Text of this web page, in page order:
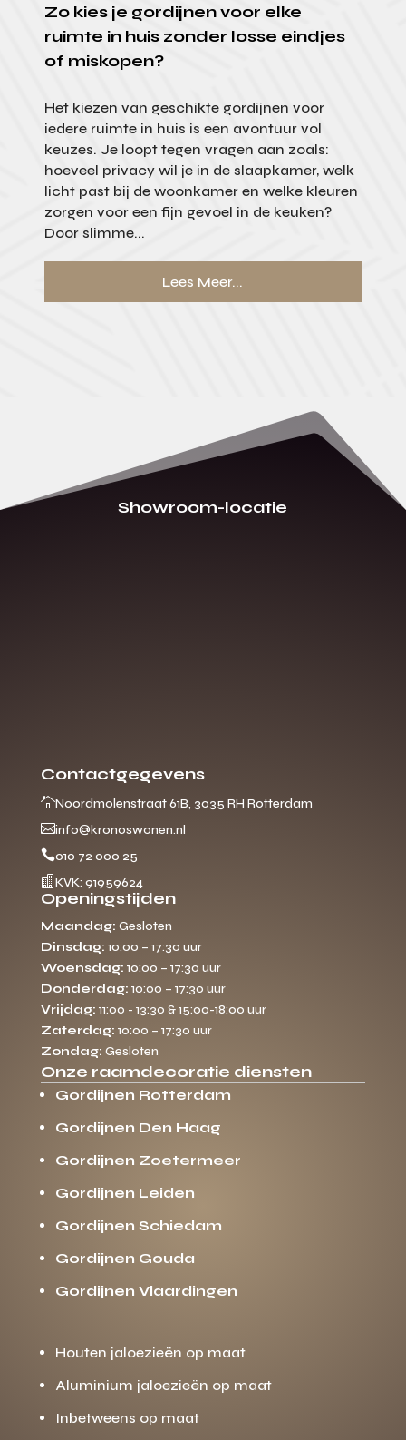
Zo kies je gordijnen voor elke
ruimte in huis zonder losse eindjes
of miskopen?
Het kiezen van geschikte gordijnen voor
iedere ruimte in huis is een avontuur vol
keuzes. Je loopt tegen vragen aan zoals:
hoeveel privacy wil je in de slaapkamer, welk
licht past bij de woonkamer en welke kleuren
zorgen voor een fijn gevoel in de keuken?
Door slimme...
Lees Meer...
Showroom-locatie
Contactgegevens
Noordmolenstraat 61B, 3035 RH Rotterdam
info@kronoswonen.nl
010 72 000 25
 KVK: 91959624
Openingstijden
Maandag: Gesloten
Dinsdag: 10:00 – 17:30 uur
Woensdag: 10:00 – 17:30 uur
Donderdag: 10:00 – 17:30 uur
Vrijdag: 11:00 - 13:30 & 15:00-18:00 uur
Zaterdag: 10:00 – 17:30 uur
Zondag: Gesloten
Onze raamdecoratie diensten
Gordijnen Rotterdam
Gordijnen Den Haag
Gordijnen Zoetermeer
Gordijnen Leiden
Gordijnen Schiedam
Gordijnen Gouda
Gordijnen Vlaardingen
Houten jaloezieën op maat
Aluminium jaloezieën op maat
Inbetweens op maat